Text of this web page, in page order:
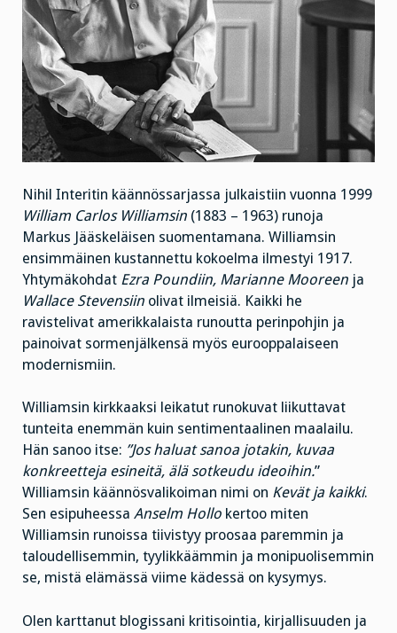
Nihil Interitin käännössarjassa julkaistiin vuonna 1999
William Carlos Williamsin (1883 – 1963) runoja
Markus Jääskeläisen suomentamana. Williamsin
ensimmäinen kustannettu kokoelma ilmestyi 1917.
Yhtymäkohdat Ezra Poundiin, Marianne Mooreen ja
Wallace Stevensiin olivat ilmeisiä. Kaikki he
ravistelivat amerikkalaista runoutta perinpohjin ja
painoivat sormenjälkensä myös eurooppalaiseen
modernismiin.
Williamsin kirkkaaksi leikatut runokuvat liikuttavat
tunteita enemmän kuin sentimentaalinen maalailu.
Hän sanoo itse: ”Jos haluat sanoa jotakin, kuvaa
konkreetteja esineitä, älä sotkeudu ideoihin.”
Williamsin käännösvalikoiman nimi on Kevät ja kaikki.
Sen esipuheessa Anselm Hollo kertoo miten
Williamsin runoissa tiivistyy proosaa paremmin ja
taloudellisemmin, tyylikkäämmin ja monipuolisemmin
se, mistä elämässä viime kädessä on kysymys.
Olen karttanut blogissani kritisointia, kirjallisuuden ja